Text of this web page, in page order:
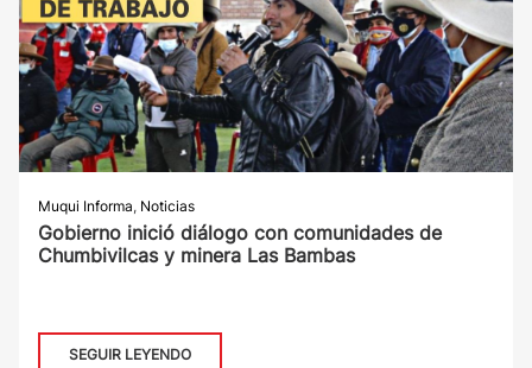
Muqui Informa, Noticias
Gobierno inició diálogo con comunidades de
Chumbivilcas y minera Las Bambas
SEGUIR LEYENDO